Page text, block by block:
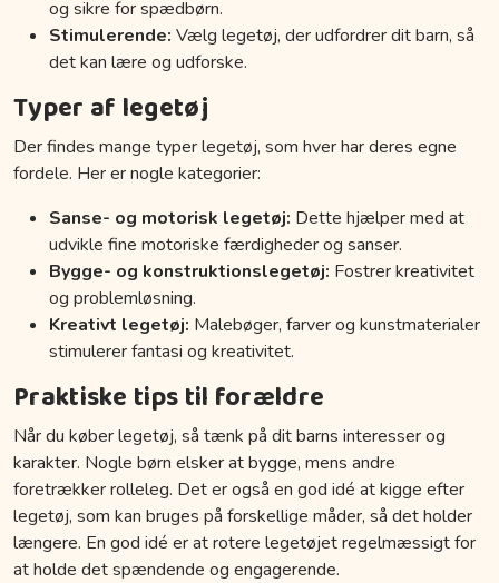
og sikre for spædbørn.
Stimulerende: Vælg legetøj, der udfordrer dit barn, så
det kan lære og udforske.
Typer af legetøj
Der findes mange typer legetøj, som hver har deres egne
fordele. Her er nogle kategorier:
Sanse- og motorisk legetøj: Dette hjælper med at
udvikle fine motoriske færdigheder og sanser.
Bygge- og konstruktionslegetøj: Fostrer kreativitet
og problemløsning.
Kreativt legetøj: Malebøger, farver og kunstmaterialer
stimulerer fantasi og kreativitet.
Praktiske tips til forældre
Når du køber legetøj, så tænk på dit barns interesser og
karakter. Nogle børn elsker at bygge, mens andre
foretrækker rolleleg. Det er også en god idé at kigge efter
legetøj, som kan bruges på forskellige måder, så det holder
længere. En god idé er at rotere legetøjet regelmæssigt for
at holde det spændende og engagerende.